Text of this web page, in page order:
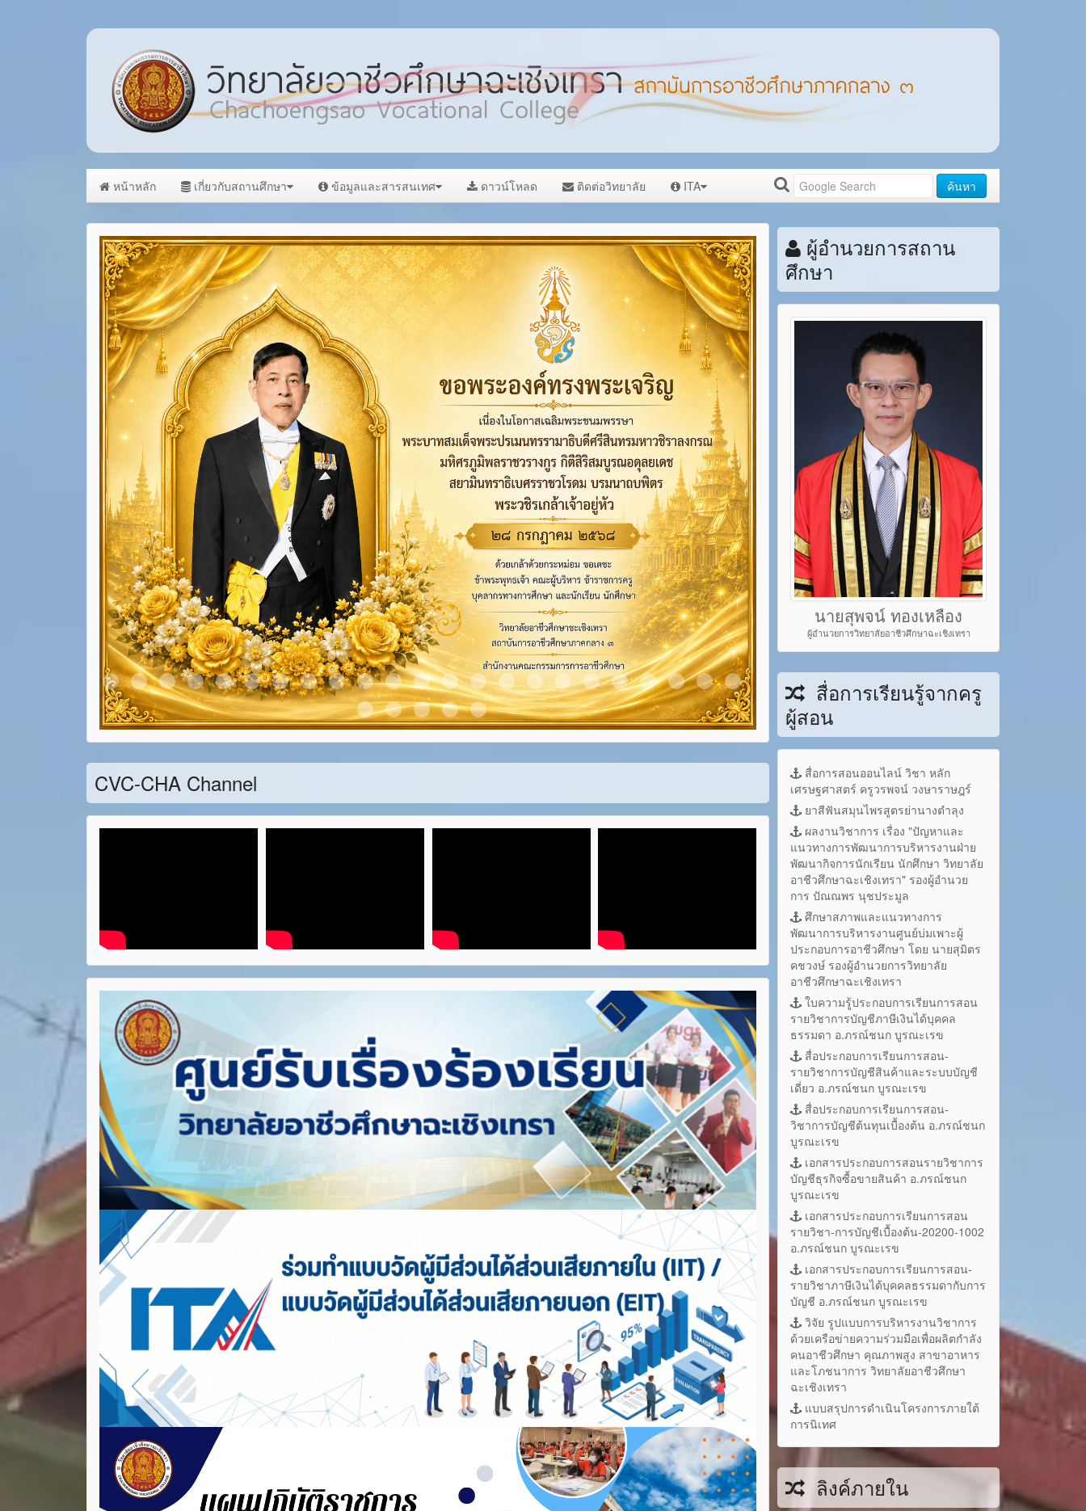
หน้าหลัก เกี่ยวกับสถานศึกษา ข้อมูลและสารสนเทศ ดาวน์โหลด ติดต่อวิทยาลัย ITA ค้นหา
Item 1Item 2Item 3Item 4Item 5Item 6Item 7Item 8Item 9Item 10Item 11Item 12Item 13Item 14Item 15Item 16Item 17Item 18Item 19Item 20Item 21Item 22Item 23
Item 24Item 25Item 26Item 27Item 28
CVC-CHA Channel
ผู้อำนวยการสถาน
ศึกษา
นายสุพจน์ ทองเหลือง
ผู้อำนวยการวิทยาลัยอาชีวศึกษาฉะเชิงเทรา
สื่อการเรียนรู้จากครู
ผู้สอน
สื่อการสอนออนไลน์ วิชา หลัก
เศรษฐศาสตร์ ครูวรพจน์ วงษาราษฎร์
ยาสีฟันสมุนไพรสูตรย่านางตำลุง
ผลงานวิชาการ เรื่อง "ปัญหาและ
แนวทางการพัฒนาการบริหารงานฝ่าย
พัฒนากิจการนักเรียน นักศึกษา วิทยาลัย
อาชีวศึกษาฉะเชิงเทรา" รองผู้อำนวย
การ ปัณณพร นุชประมูล
ศึกษาสภาพและแนวทางการ
พัฒนาการบริหารงานศูนย์บ่มเพาะผู้
ประกอบการอาชีวศึกษา โดย นายสุมิตร
คชวงษ์ รองผู้อำนวยการวิทยาลัย
อาชีวศึกษาฉะเชิงเทรา
ใบความรู้ประกอบการเรียนการสอน
รายวิชาการบัญชีภาษีเงินได้บุคคล
ธรรมดา อ.ภรณ์ชนก บูรณะเรข
สื่อประกอบการเรียนการสอน-
รายวิชาการบัญชีสินค้าและระบบบัญชี
เดี่ยว อ.ภรณ์ชนก บูรณะเรข
สื่อประกอบการเรียนการสอน-
วิชาการบัญชีต้นทุนเบื้องต้น อ.ภรณ์ชนก
บูรณะเรข
เอกสารประกอบการสอนรายวิชาการ
บัญชีธุรกิจซื้อขายสินค้า อ.ภรณ์ชนก
บูรณะเรข
เอกสารประกอบการเรียนการสอน
รายวิชา-การบัญชีเบื้องต้น-20200-1002
อ.ภรณ์ชนก บูรณะเรข
เอกสารประกอบการเรียนการสอน-
รายวิชาภาษีเงินได้บุคคลธรรมดากับการ
บัญชี อ.ภรณ์ชนก บูรณะเรข
วิจัย รูปแบบการบริหารงานวิชาการ
ด้วยเครือข่ายความร่วมมือเพื่อผลิตกำลัง
คนอาชีวศึกษา คุณภาพสูง สาขาอาหาร
และโภชนาการ วิทยาลัยอาชีวศึกษา
ฉะเชิงเทรา
แบบสรุปการดำเนินโครงการภายใต้
การนิเทศ
ลิงค์ภายใน